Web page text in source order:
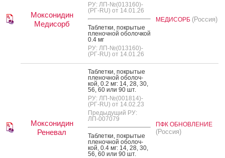
Моксонидин
Медисорб
РУ: ЛП-№(013160)-
(РГ-RU) от 14.01.26
Таб­летки, пок­ры­тые
пле­ноч­ной обо­лоч­кой
0.4 мг
РУ: ЛП-№(013160)-
(РГ-RU) от 14.01.26
МЕДИСОРБ (Россия)
Моксонидин
Реневал
Таб­летки, пок­ры­тые
пле­ноч­ной обо­лоч­
кой, 0.2 мг: 14, 28, 30,
56, 60 или 90 шт.
РУ: ЛП-№(001814)-
(РГ-RU) от 14.02.23
Предыдущий РУ:
ЛП-007079
Таб­летки, пок­ры­тые
пле­ноч­ной обо­лоч­
кой, 0.4 мг: 14, 28, 30,
56, 60 или 90 шт.
ПФК ОБНОВЛЕНИЕ
(Россия)